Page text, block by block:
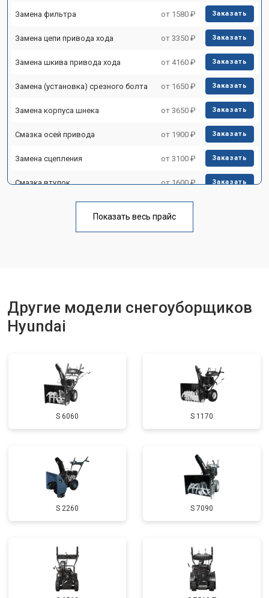
Замена фильтра от 1580 ₽ Заказать
Замена цепи привода хода от 3350 ₽ Заказать
Замена шкива привода хода от 4160 ₽ Заказать
Замена (установка) срезного болта от 1650 ₽ Заказать
Замена корпуса шнека от 3650 ₽ Заказать
Смазка осей привода от 1900 ₽ Заказать
Замена сцепления от 3100 ₽ Заказать
Смазка втулок от 1600 ₽ Заказать
Замена кронштейна трансмиссии от 3350 ₽
Ремонт троса газа от 2750 ₽
Ремонт редуктора
Замена глушителя Заказать
Замена маховика от 3050 ₽ Заказать
Ремонт электропроводки Заказать
Полное ТО от 4900 ₽ Заказать
Ремонт привода от 3250 ₽
Замена свечей зажигания от 1820 ₽
Демонтаж-монтаж двигателя от 6400 ₽ Заказать
Показать весь прайс
Другие модели снегоуборщиков
Hyundai
S 6060 S 1170
S 2260 S 7090